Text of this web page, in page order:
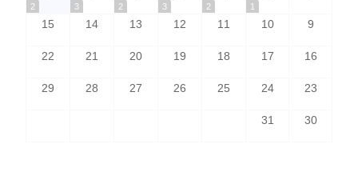
1
2
3
2
3
2
9
10
11
12
13
14
15
16
17
18
19
20
21
22
23
24
25
26
27
28
29
30
31